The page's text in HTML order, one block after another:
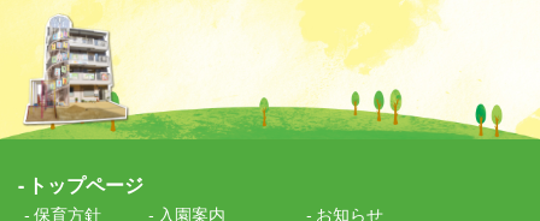
トップページ
保育方針 入園案内 お知らせ